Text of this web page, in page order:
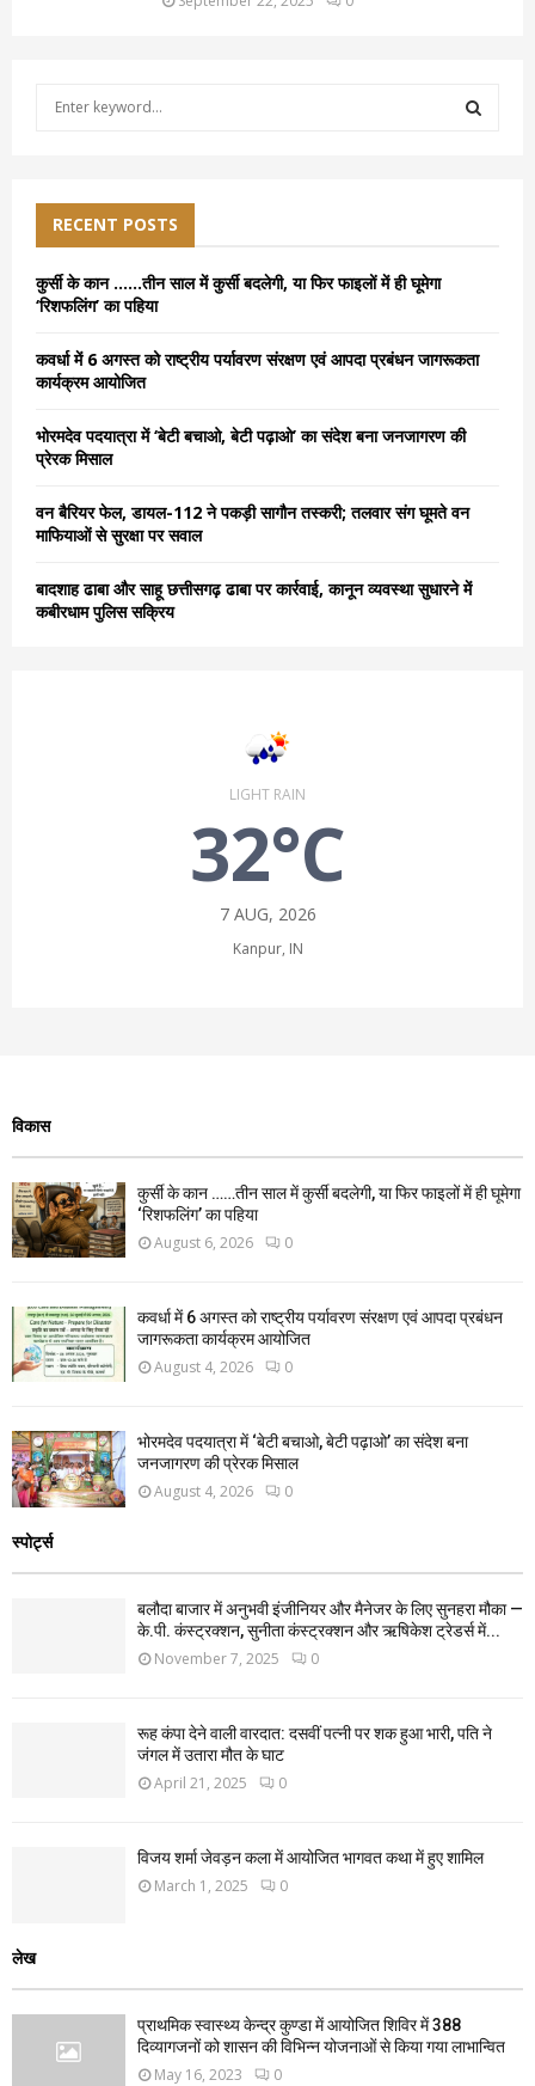
f
r
RECENT POSTS
कुर्सी के कान ……तीन साल में कुर्सी बदलेगी, या फिर फाइलों में ही घूमेगा
‘रिशफलिंग’ का पहिया
कवर्धा में 6 अगस्त को राष्ट्रीय पर्यावरण संरक्षण एवं आपदा प्रबंधन जागरूकता
कार्यक्रम आयोजित
भोरमदेव पदयात्रा में ‘बेटी बचाओ, बेटी पढ़ाओ’ का संदेश बना जनजागरण की
प्रेरक मिसाल
वन बैरियर फेल, डायल-112 ने पकड़ी सागौन तस्करी; तलवार संग घूमते वन
माफियाओं से सुरक्षा पर सवाल
बादशाह ढाबा और साहू छत्तीसगढ़ ढाबा पर कार्रवाई, कानून व्यवस्था सुधारने में
कबीरधाम पुलिस सक्रिय
LIGHT RAIN
32°C
7 AUG, 2026
Kanpur, IN
विकास
कुर्सी के कान ……तीन साल में कुर्सी बदलेगी, या फिर फाइलों में ही घूमेगा
‘रिशफलिंग’ का पहिया
August 6, 2026 0
कवर्धा में 6 अगस्त को राष्ट्रीय पर्यावरण संरक्षण एवं आपदा प्रबंधन
जागरूकता कार्यक्रम आयोजित
August 4, 2026 0
भोरमदेव पदयात्रा में ‘बेटी बचाओ, बेटी पढ़ाओ’ का संदेश बना
जनजागरण की प्रेरक मिसाल
August 4, 2026 0
स्पोर्ट्स
बलौदा बाजार में अनुभवी इंजीनियर और मैनेजर के लिए सुनहरा मौका —
के.पी. कंस्ट्रक्शन, सुनीता कंस्ट्रक्शन और ऋषिकेश ट्रेडर्स में...
November 7, 2025 0
रूह कंपा देने वाली वारदात: दसवीं पत्नी पर शक हुआ भारी, पति ने
जंगल में उतारा मौत के घाट
April 21, 2025 0
विजय शर्मा जेवड़न कला में आयोजित भागवत कथा में हुए शामिल
March 1, 2025 0
लेख
प्राथमिक स्वास्थ्य केन्द्र कुण्डा में आयोजित शिविर में 388
दिव्यागजनों को शासन की विभिन्न योजनाओं से किया गया लाभान्वित
May 16, 2023 0